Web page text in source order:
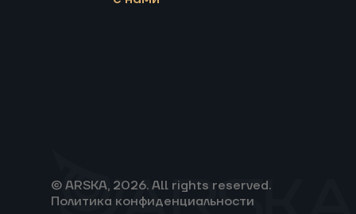
© ARSKA, 2026. All rights reserved.
Политика конфиденциальности